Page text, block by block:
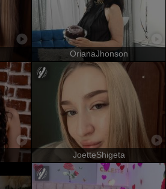
OrianaJhonson
JoetteShigeta